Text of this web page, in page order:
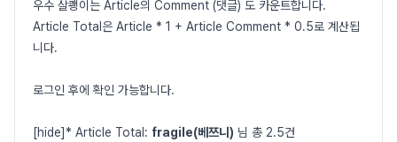
우수 살쾡이는 Article의 Comment (댓글) 도 카운트합니다.
Article Total은 Article * 1 + Article Comment * 0.5로 계산됩
니다.
로그인 후에 확인 가능합니다.
[hide]* Article Total: fragile(베쯔니) 님 총 2.5건